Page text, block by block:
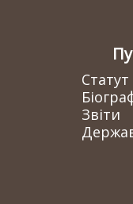
Статут
Звіти